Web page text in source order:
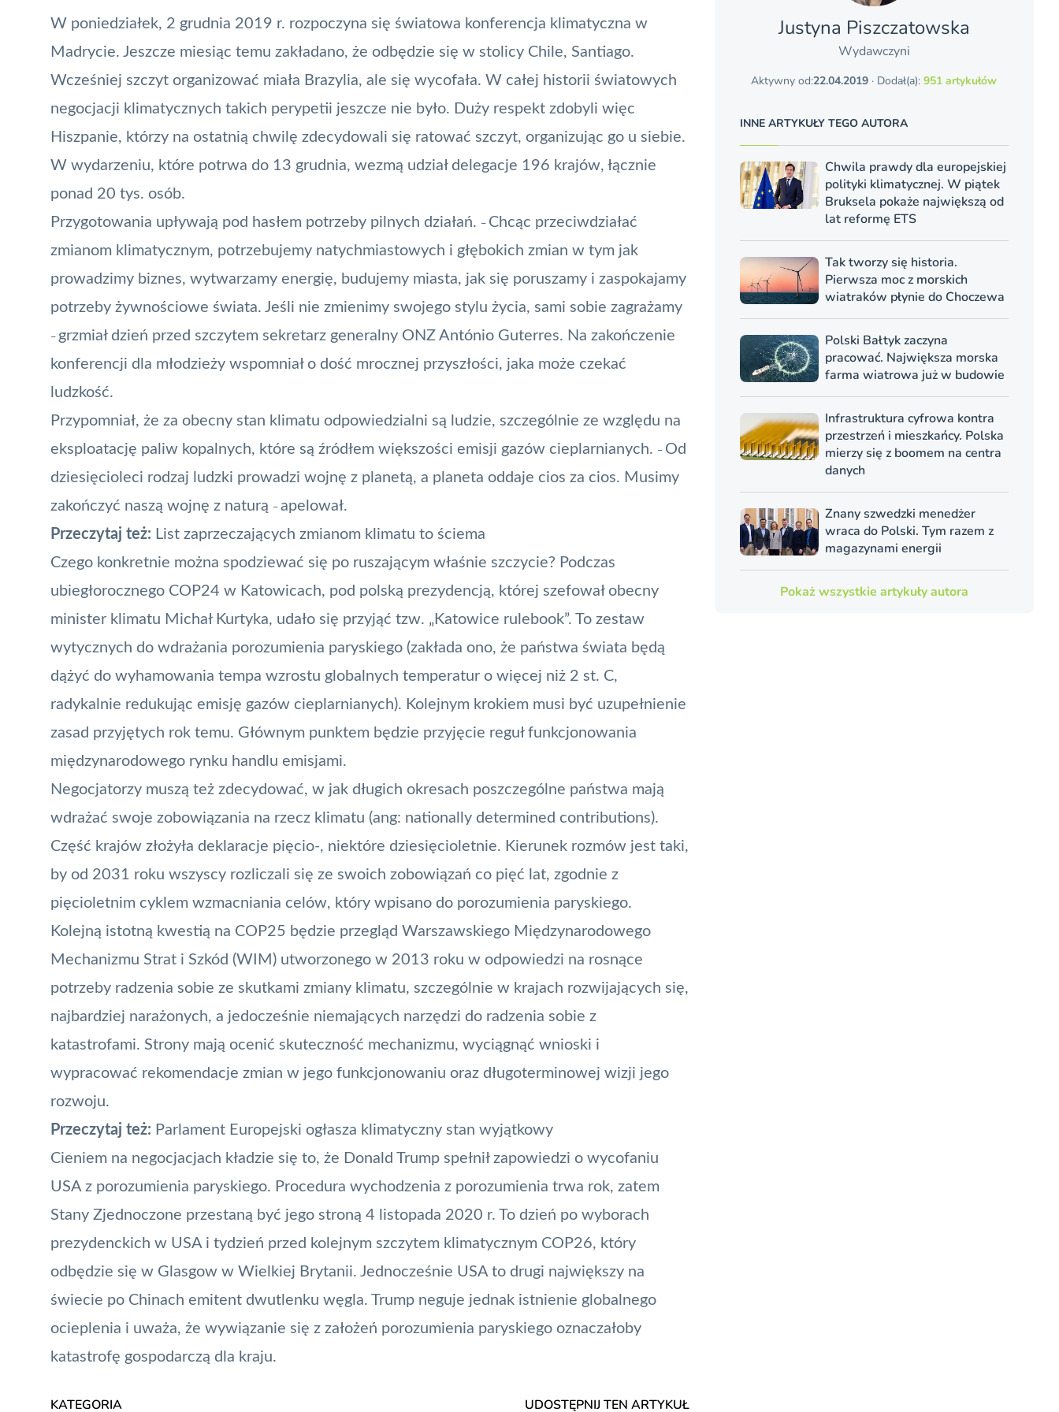
W poniedziałek, 2 grudnia 2019 r. rozpoczyna się światowa konferencja klimatyczna w
Madrycie. Jeszcze miesiąc temu zakładano, że odbędzie się w stolicy Chile, Santiago.
Wcześniej szczyt organizować miała Brazylia, ale się wycofała. W całej historii światowych
negocjacji klimatycznych takich perypetii jeszcze nie było. Duży respekt zdobyli więc
Hiszpanie, którzy na ostatnią chwilę zdecydowali się ratować szczyt, organizując go u siebie.
W wydarzeniu, które potrwa do 13 grudnia, wezmą udział delegacje 196 krajów, łącznie
ponad 20 tys. osób.
Przygotowania upływają pod hasłem potrzeby pilnych działań. – Chcąc przeciwdziałać
zmianom klimatycznym, potrzebujemy natychmiastowych i głębokich zmian w tym jak
prowadzimy biznes, wytwarzamy energię, budujemy miasta, jak się poruszamy i zaspokajamy
potrzeby żywnościowe świata. Jeśli nie zmienimy swojego stylu życia, sami sobie zagrażamy
– grzmiał dzień przed szczytem sekretarz generalny ONZ António Guterres. Na zakończenie
konferencji dla młodzieży wspomniał o dość mrocznej przyszłości, jaka może czekać
ludzkość.
Przypomniał, że za obecny stan klimatu odpowiedzialni są ludzie, szczególnie ze względu na
eksploatację paliw kopalnych, które są źródłem większości emisji gazów cieplarnianych. – Od
dziesięcioleci rodzaj ludzki prowadzi wojnę z planetą, a planeta oddaje cios za cios. Musimy
zakończyć naszą wojnę z naturą – apelował.
Przeczytaj też: List zaprzeczających zmianom klimatu to ściema
Czego konkretnie można spodziewać się po ruszającym właśnie szczycie? Podczas
ubiegłorocznego COP24 w Katowicach, pod polską prezydencją, której szefował obecny
minister klimatu Michał Kurtyka, udało się przyjąć tzw. „Katowice rulebook”. To zestaw
wytycznych do wdrażania porozumienia paryskiego (zakłada ono, że państwa świata będą
dążyć do wyhamowania tempa wzrostu globalnych temperatur o więcej niż 2 st. C,
radykalnie redukując emisję gazów cieplarnianych). Kolejnym krokiem musi być uzupełnienie
zasad przyjętych rok temu. Głównym punktem będzie przyjęcie reguł funkcjonowania
międzynarodowego rynku handlu emisjami.
Negocjatorzy muszą też zdecydować, w jak długich okresach poszczególne państwa mają
wdrażać swoje zobowiązania na rzecz klimatu (ang: nationally determined contributions).
Część krajów złożyła deklaracje pięcio-, niektóre dziesięcioletnie. Kierunek rozmów jest taki,
by od 2031 roku wszyscy rozliczali się ze swoich zobowiązań co pięć lat, zgodnie z
pięcioletnim cyklem wzmacniania celów, który wpisano do porozumienia paryskiego.
Kolejną istotną kwestią na COP25 będzie przegląd Warszawskiego Międzynarodowego
Mechanizmu Strat i Szkód (WIM) utworzonego w 2013 roku w odpowiedzi na rosnące
potrzeby radzenia sobie ze skutkami zmiany klimatu, szczególnie w krajach rozwijających się,
najbardziej narażonych, a jedocześnie niemających narzędzi do radzenia sobie z
katastrofami. Strony mają ocenić skuteczność mechanizmu, wyciągnąć wnioski i
wypracować rekomendacje zmian w jego funkcjonowaniu oraz długoterminowej wizji jego
rozwoju.
Przeczytaj też: Parlament Europejski ogłasza klimatyczny stan wyjątkowy
Cieniem na negocjacjach kładzie się to, że Donald Trump spełnił zapowiedzi o wycofaniu
USA z porozumienia paryskiego. Procedura wychodzenia z porozumienia trwa rok, zatem
Stany Zjednoczone przestaną być jego stroną 4 listopada 2020 r. To dzień po wyborach
prezydenckich w USA i tydzień przed kolejnym szczytem klimatycznym COP26, który
odbędzie się w Glasgow w Wielkiej Brytanii. Jednocześnie USA to drugi największy na
świecie po Chinach emitent dwutlenku węgla. Trump neguje jednak istnienie globalnego
ocieplenia i uważa, że wywiązanie się z założeń porozumienia paryskiego oznaczałoby
katastrofę gospodarczą dla kraju.
KATEGORIA UDOSTĘPNIJ TEN ARTYKUŁ
Justyna Piszczatowska
Wydawczyni
Aktywny od:22.04.2019 · Dodał(a):951 artykułów
INNE ARTYKUŁY TEGO AUTORA
Chwila prawdy dla europejskiej
polityki klimatycznej. W piątek
Bruksela pokaże największą od
lat reformę ETS
Tak tworzy się historia.
Pierwsza moc z morskich
wiatraków płynie do Choczewa
Polski Bałtyk zaczyna
pracować. Największa morska
farma wiatrowa już w budowie
Infrastruktura cyfrowa kontra
przestrzeń i mieszkańcy. Polska
mierzy się z boomem na centra
danych
Znany szwedzki menedżer
wraca do Polski. Tym razem z
magazynami energii
Pokaż wszystkie artykuły autora